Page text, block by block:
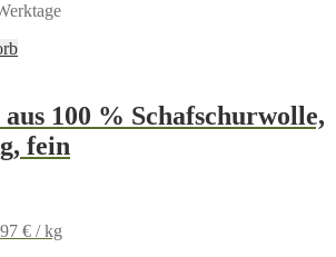
100 % Schafschurwolle,
fein
€ /kg